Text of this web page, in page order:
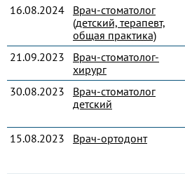
16.08.2024
Врач-стоматолог
(детский, терапевт,
общая практика)
21.09.2023
Врач-стоматолог-
хирург
30.08.2023
Врач-стоматолог
детский
15.08.2023
Врач-ортодонт